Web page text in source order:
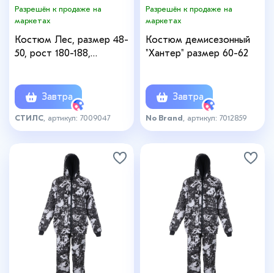
Разрешён к продаже на
маркетах
Костюм Лес, размер 48-
50, рост 180-188,
Завтра
СТИЛС , артикул: 7009047
Разрешён к продаже на
маркетах
Костюм демисезонный
"Хантер" размер 60-62
Завтра
No Brand , артикул: 7012859